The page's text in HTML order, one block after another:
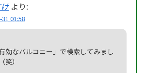
より:
01:58
効なバルコニー」で検索してみまし
）